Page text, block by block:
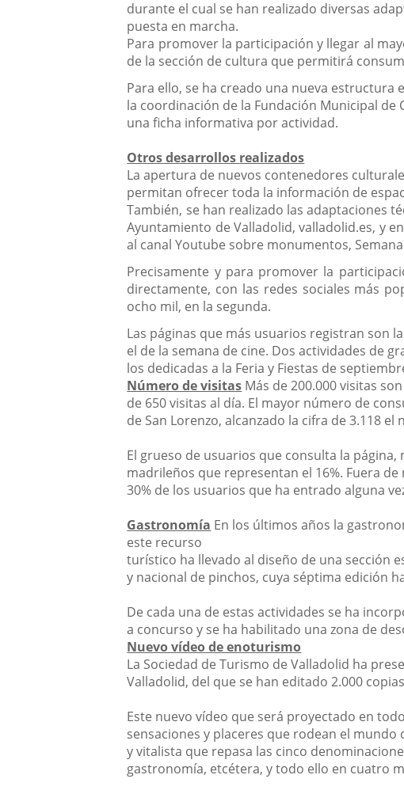
durante el cual se han realizado diversas
puesta en marcha.
Para promover la participación y llegar al
de la sección de cultura que permitirá
Para ello, se ha creado una nueva
la coordinación de la Fundación Municipal de
una ficha informativa por actividad.
Otros desarrollos realizados
La apertura de nuevos contenedores
permitan ofrecer toda la información de
También, se han realizado las adaptaciones
Ayuntamiento de Valladolid, valladolid.es, y
al canal Youtube sobre monumentos,
Precisamente y para promover la
directamente, con las redes sociales más
ocho mil, en la segunda.
Las páginas que más usuarios registran son
el de la semana de cine. Dos actividades de
los dedicadas a la Feria y Fiestas de
Número de visitas Más de 200.000 visitas
de 650 visitas al día. El mayor número de
de San Lorenzo, alcanzado la cifra de 3.118
El grueso de usuarios que consulta la
madrileños que representan el 16%. Fuera
30% de los usuarios que ha entrado alguna
Gastronomía En los últimos años la
este recurso
turístico ha llevado al diseño de una sección
y nacional de pinchos, cuya séptima edición
De cada una de estas actividades se ha
a concurso y se ha habilitado una zona de
Nuevo vídeo de enoturismo
La Sociedad de Turismo de Valladolid ha
Valladolid, del que se han editado 2.000
Este nuevo vídeo que será proyectado en
sensaciones y placeres que rodean el
y vitalista que repasa las cinco
gastronomía, etcétera, y todo ello en cuatro